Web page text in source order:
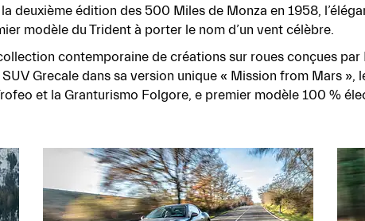
deuxième édition des 500 Miles de Monza en 1958,
modèle du Trident à porter le nom d’un vent célèbre.
contemporaine de créations sur roues conçues par
Grecale dans sa version unique « Mission from Mars
et la Granturismo Folgore, e premier modèle 100 %